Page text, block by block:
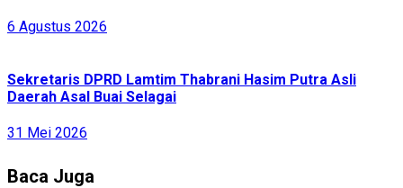
6 Agustus 2026
Sekretaris DPRD Lamtim Thabrani Hasim Putra Asli
Daerah Asal Buai Selagai
31 Mei 2026
Baca Juga